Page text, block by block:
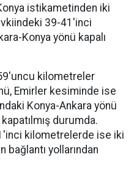
istikametinden iki
39-41'inci
Konya yönü kapalı
kilometreler
Emirler kesiminde ise
Konya-Ankara yönü
durumda.
kilometrelerde ise iki
bağlantı yollarından